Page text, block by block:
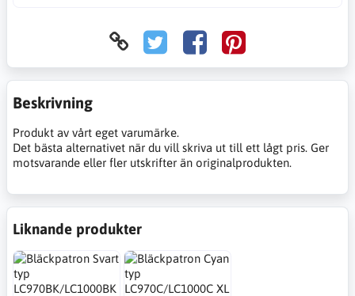
Beskrivning
Produkt av vårt eget varumärke.
Det bästa alternativet när du vill skriva ut till ett lågt pris. Ger
motsvarande eller fler utskrifter än originalprodukten.
Liknande produkter